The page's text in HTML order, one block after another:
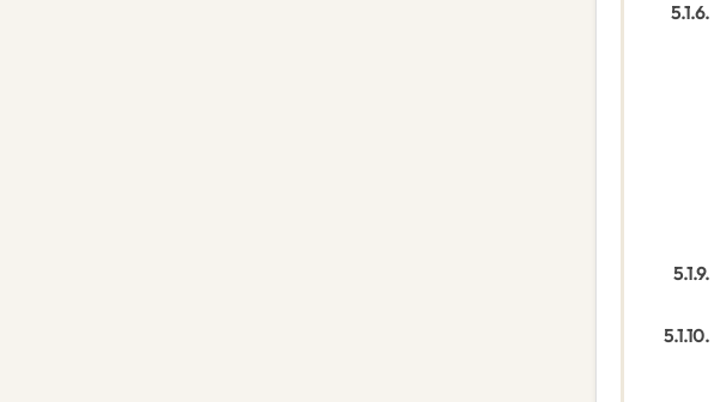
5.1.6.
5.1.9.
5.1.10.